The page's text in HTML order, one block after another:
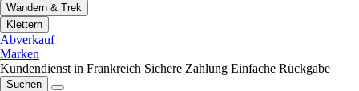
Wandern & Trek
Klettern
Abverkauf
Marken
Kundendienst in Frankreich Sichere Zahlung Einfache Rückgabe
Suchen